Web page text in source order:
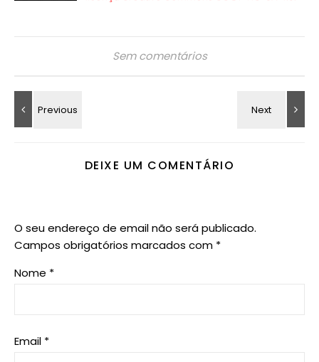
Sem comentários
DEIXE UM COMENTÁRIO
O seu endereço de email não será publicado.
Campos obrigatórios marcados com *
Nome *
Email *